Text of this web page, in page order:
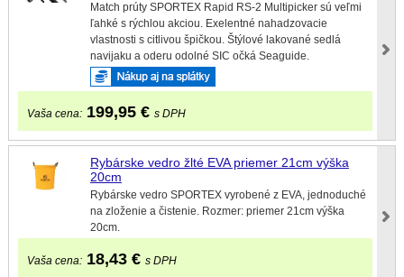
Match prúty SPORTEX Rapid RS-2 Multipicker sú veľmi
ľahké s rýchlou akciou. Exelentné nahadzovacie
vlastnosti s citlivou špičkou. Štýlové lakované sedlá
navijaku a oderu odolné SIC očká Seaguide.
Vaša cena: 199,95 € s DPH
Rybárske vedro žlté EVA priemer 21cm výška
20cm
Rybárske vedro SPORTEX vyrobené z EVA, jednoduché
na zloženie a čistenie. Rozmer: priemer 21cm výška
20cm.
Vaša cena: 18,43 € s DPH